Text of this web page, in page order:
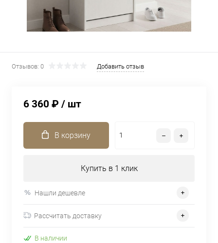
Отзывов: 0 Добавить отзыв
6 360 ₽ / шт
В корзину
Купить в 1 клик
Нашли дешевле
Рассчитать доставку
В наличии